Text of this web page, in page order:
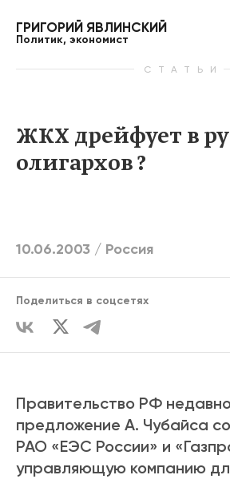
ГРИГОРИЙ ЯВЛИНСКИЙ
Политик, экономист
СТАТЬИ
ЖКХ дрейфует в
олигархов ?
10.06.2003 / Россия
Поделиться в соцсетях
Правительство РФ
предложение А. Чубайса
РАО «ЕЭС России» и
управляющую компанию